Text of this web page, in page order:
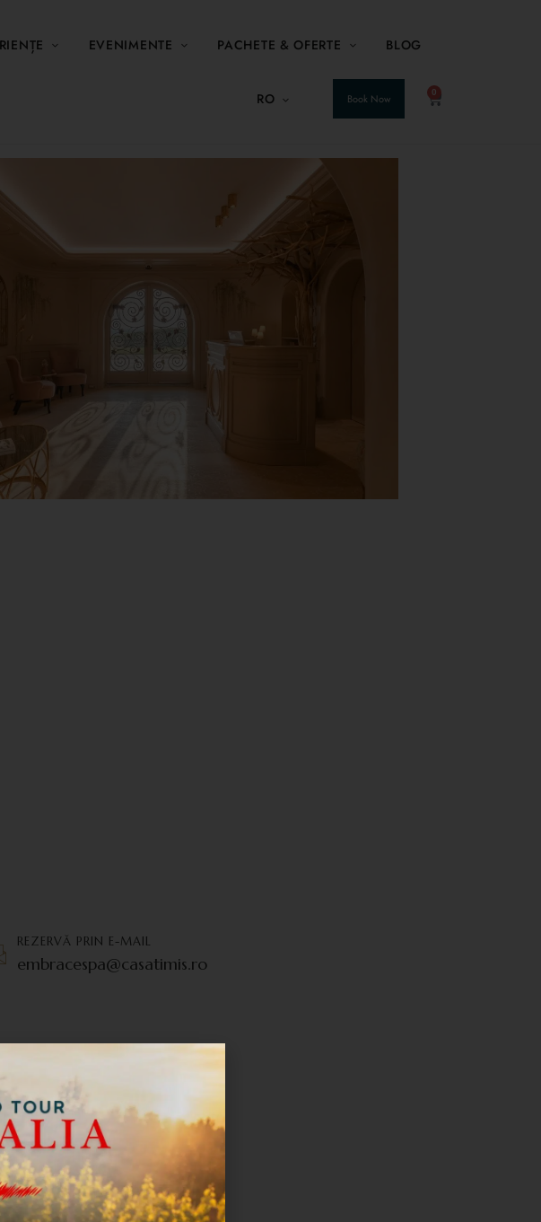
EVENIMENTE PACHETE & OFERTE BLOG
RO Book Now 0
REZERVĂ PRIN E-MAIL
embracespa@casatimis.ro
Resort Casa Timis si in
fi folosit pentru orice serviciu
în funcție de
programări.
plății. Dacă nu îl